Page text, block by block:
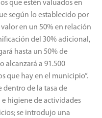
que estén valuados en
según lo establecido por
en un 50% en relación
del 30% adicional,
hasta un 50% de
alcanzará a 91.500
que hay en el municipio”.
dentro de la tasa de
e higiene de actividades
se introdujo una